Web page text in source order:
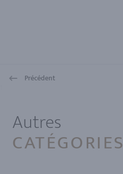
Précédent
Autres
CATÉGORIES